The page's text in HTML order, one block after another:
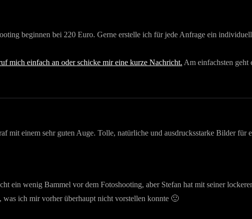
beginnen bei 220 Euro. Gerne erstelle ich für jede Anfrage ein
mich einfach an oder schicke mir eine kurze Nachricht. Am einfachsten geht
mit einem sehr guten Auge. Tolle, natürliche und ausdrucksstarke Bilder für
ein wenig Bammel vor dem Fotoshooting, aber Stefan hat mit seiner
was ich mir vorher überhaupt nicht vorstellen konnte 🙂